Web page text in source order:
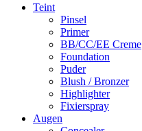
Primäres
Teint
Pinsel
Primer
BB/CC/EE Creme
Foundation
Puder
Blush / Bronzer
Highlighter
Fixierspray
Augen